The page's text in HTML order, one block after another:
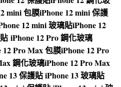
mini 包膜iPhone 12 mini 保護
12 mini 玻璃貼iPhone 12
貼iPhone 12 Pro 鋼化玻璃
12 Pro Max 包膜iPhone 12 Pro
鋼化玻璃iPhone 12 Pro Max
13 保護貼iPhone 13 玻璃貼